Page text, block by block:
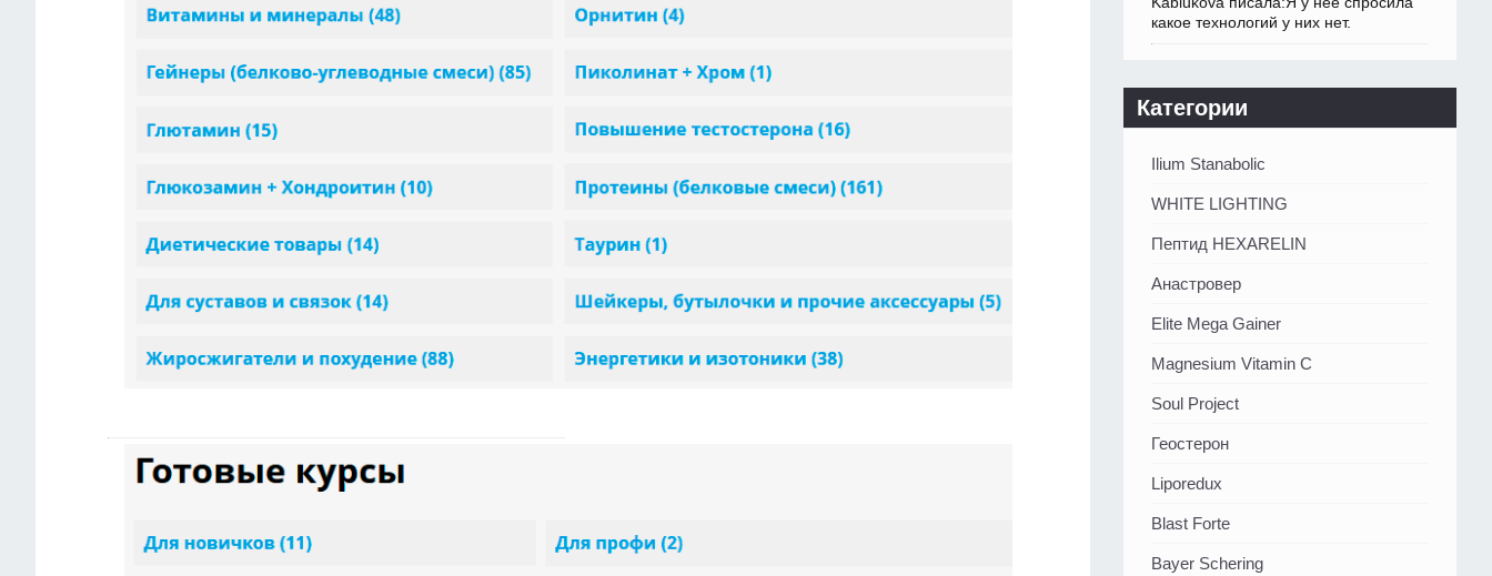
какое технологий у них нет.
Категории
Ilium Stanabolic
WHITE LIGHTING
Пептид HEXARELIN
Анастровер
Elite Mega Gainer
Magnesium Vitamin C
Soul Project
Геостерон
Liporedux
Blast Forte
Bayer Schering